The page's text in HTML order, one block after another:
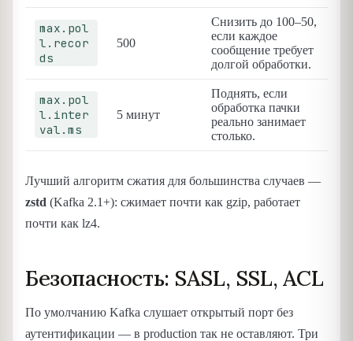
max.pol
l.recor
ds
500
Снизить до 100–50,
если каждое
сообщение требует
долгой обработки.
max.pol
l.inter
val.ms
5 минут
Поднять, если
обработка пачки
реально занимает
столько.
Лучший алгоритм сжатия для большинства случаев —
zstd (Kafka 2.1+): сжимает почти как gzip, работает
почти как lz4.
Безопасность: SASL, SSL, ACL
По умолчанию Kafka слушает открытый порт без
аутентификации — в production так не оставляют. Три